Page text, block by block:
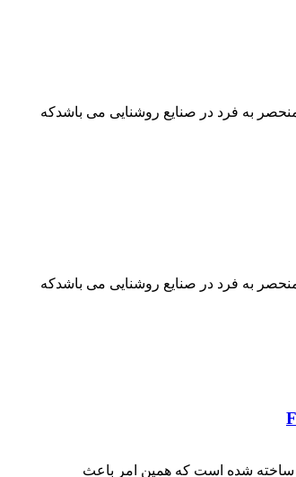
به فرد در صنایع روشنایی می باشدکه
به فرد در صنایع روشنایی می باشدکه
ساخته شده است که همین امر باعث